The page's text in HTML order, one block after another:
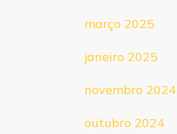
março 2025
janeiro 2025
novembro 2024
outubro 2024